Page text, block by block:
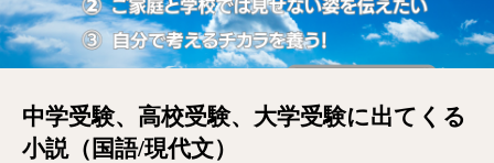
中学受験、高校受験、大学受験に出てくる
小説（国語/現代文）